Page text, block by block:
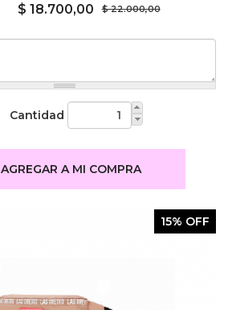
$ 22.000,00
$ 18.700,00
Cantidad
AGREGAR A MI COMPRA
15% OFF